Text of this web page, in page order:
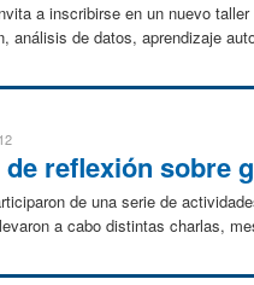
a inscribirse en un nuevo
análisis de datos, aprendizaje
reflexión sobre
de una serie de
a cabo distintas charlas,